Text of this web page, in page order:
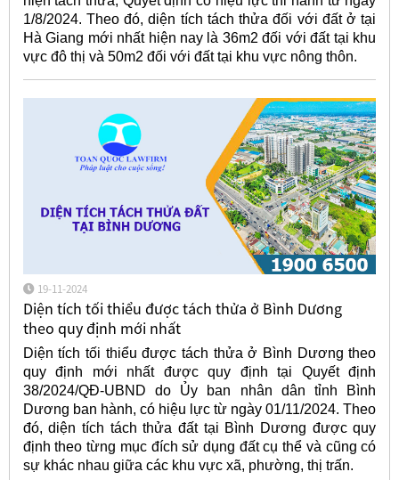
1/8/2024. Theo đó, diện tích tách thửa đối với đất ở tại
Hà Giang mới nhất hiện nay là 36m2 đối với đất tại khu
vực đô thị và 50m2 đối với đất tại khu vực nông thôn.
19-11-2024
Diện tích tối thiểu được tách thửa ở Bình Dương
theo quy định mới nhất
Diện tích tối thiểu được tách thửa ở Bình Dương theo
quy định mới nhất được quy định tại Quyết định
38/2024/QĐ-UBND do Ủy ban nhân dân tỉnh Bình
Dương ban hành, có hiệu lực từ ngày 01/11/2024. Theo
đó, diện tích tách thửa đất tại Bình Dương được quy
định theo từng mục đích sử dụng đất cụ thể và cũng có
sự khác nhau giữa các khu vực xã, phường, thị trấn.